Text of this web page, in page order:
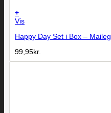
+
Vis
Happy Day Set i Box – Maileg
99,95kr.